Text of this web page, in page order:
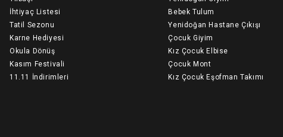
İhtiyaç Listesi
Tatil Sezonu
Karne Hediyesi
Okula Dönüş
Kasım Festivali
11.11 İndirimleri
Bebek Tulum
Yenidoğan Hastane Çıkışı
Çocuk Giyim
Kız Çocuk Elbise
Çocuk Mont
Kız Çocuk Eşofman Takımı